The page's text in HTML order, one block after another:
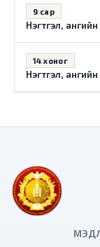
9 сар
Нэгтгэл,
14 хоног
Нэгтгэл,